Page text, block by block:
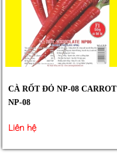
CÀ RỐT ĐỎ NP-08 CARROT
NP-08
Liên hệ